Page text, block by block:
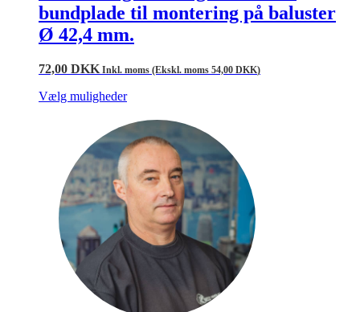
bundplade til montering på baluster
Ø 42,4 mm.
72,00 DKKInkl. moms (Ekskl. moms 54,00 DKK)
Vælg muligheder